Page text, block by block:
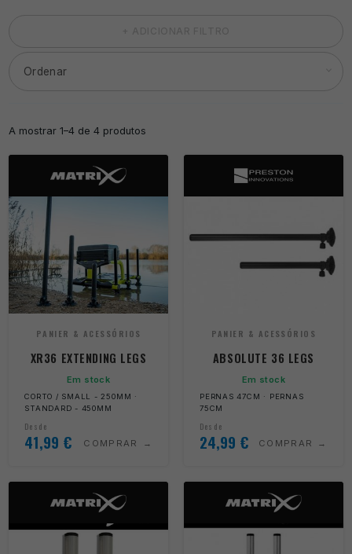
A mostrar 1–4 de 4 produtos
PANIER & ACESSÓRIOS
XR36 EXTENDING LEGS
Em stock
CORTO / SMALL - 250MM ·
STANDARD - 450MM
Desde
41,99 € COMPRAR
PANIER & ACESSÓRIOS
ABSOLUTE 36 LEGS
Em stock
PERNAS 47CM · PERNAS
75CM
Desde
24,99 € COMPRAR